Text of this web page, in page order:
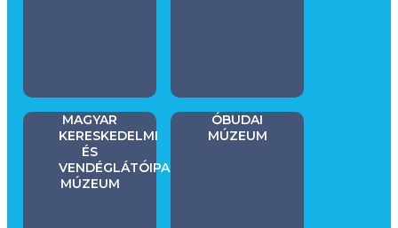
MAGYAR
KERESKEDELMI
ÉS
VENDÉGLÁTÓIPARI
MÚZEUM
ÓBUDAI
MÚZEUM